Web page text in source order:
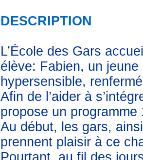
DESCRIPTION
L’École des Gars
élève: Fabien, un jeune
hypersensible,
Afin de l’aider à
propose un programme
Au début, les gars,
prennent plaisir à ce
Pourtant, au fil des